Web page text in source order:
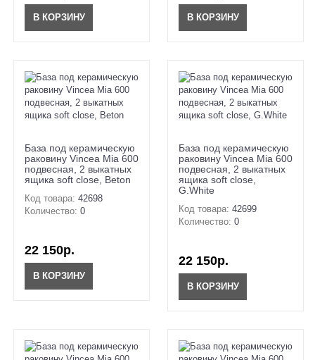
В КОРЗИНУ В КОРЗИНУ
База под керамическую
раковину Vincea Mia 600
подвесная, 2 выкатных
ящика soft close, Beton
Код товара: 42698
Количество: 0
22 150р.
В КОРЗИНУ
База под керамическую
раковину Vincea Mia 600
подвесная, 2 выкатных
ящика soft close,
G.White
Код товара: 42699
Количество: 0
22 150р.
В КОРЗИНУ